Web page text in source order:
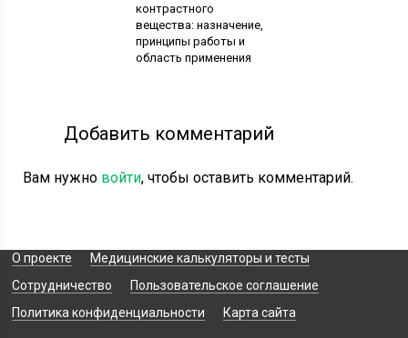
контрастного
вещества: назначение,
принципы работы и
область применения
Добавить комментарий
Вам нужно войти, чтобы оставить комментарий.
О проекте
Медицинские калькуляторы и тесты
Сотрудничество
Пользовательское соглашение
Политика конфиденциальности
Карта сайта